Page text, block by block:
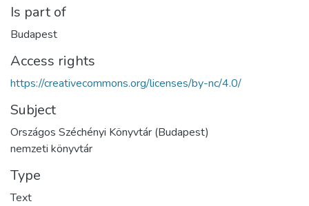
Is part of
Budapest
Access rights
https://creativecommons.org/licenses/by-nc/4.0/
Subject
Országos Széchényi Könyvtár (Budapest)
nemzeti könyvtár
Type
Text